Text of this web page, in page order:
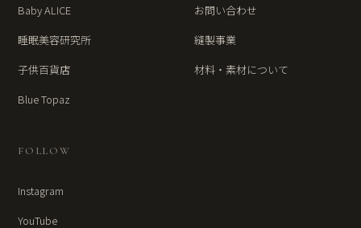
Baby ALICE
睡眠美容研究所
子供百貨店
Blue Topaz
お問い合わせ
縫製事業
材料・素材について
FOLLOW
Instagram
YouTube